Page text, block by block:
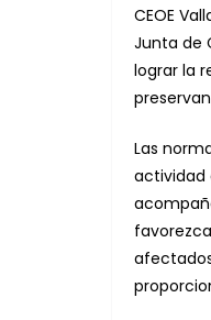
CEOE
Junta de
lograr la
Las
actividad